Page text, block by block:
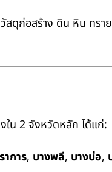
สดุก่อสร้าง ดิน หิน ทรา
ใน 2 จังหวัดหลัก ได้แก่:
การ, บางพลี, บางบ่อ,